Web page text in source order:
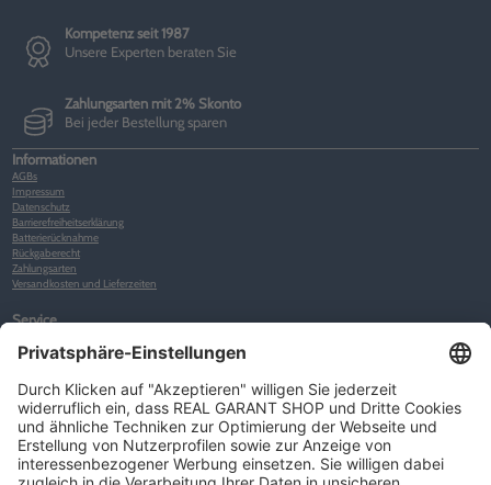
Kompetenz seit 1987
Unsere Experten beraten Sie
Zahlungsarten mit 2% Skonto
Bei jeder Bestellung sparen
Informationen
AGBs
Impressum
Datenschutz
Barrierefreiheitserklärung
Batterierücknahme
Rückgaberecht
Zahlungsarten
Versandkosten und Lieferzeiten
Service
Warenkorb
Neues Kunden-Konto anlegen
Newsletter
Kontakt
FAQs
Über uns
Kategorien